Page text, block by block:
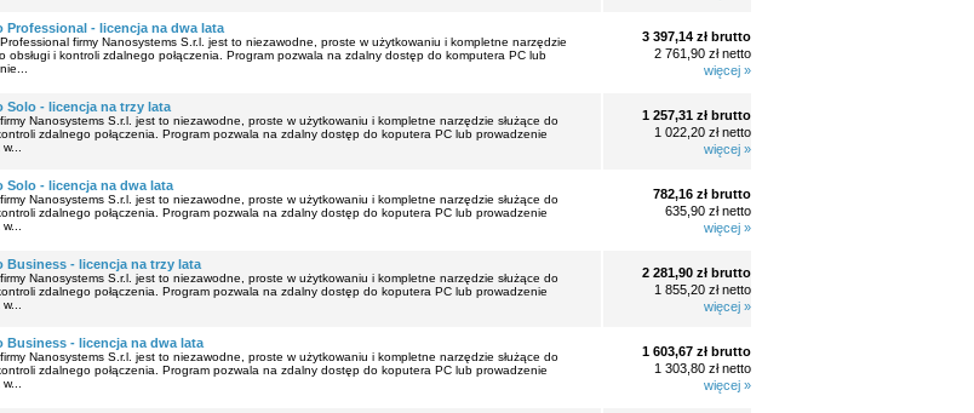
Professional - licencja na dwa lata
firmy Nanosystems S.r.l. jest to niezawodne, proste w użytkowaniu i kompletne narzędzie
obsługi i kontroli zdalnego połączenia. Program pozwala na zdalny dostęp do komputera PC lub
3 397,14 zł brutto
2 761,90 zł netto
więcej »
Solo - licencja na trzy lata
Nanosystems S.r.l. jest to niezawodne, proste w użytkowaniu i kompletne narzędzie służące do
zdalnego połączenia. Program pozwala na zdalny dostęp do koputera PC lub prowadzenie
1 257,31 zł brutto
1 022,20 zł netto
więcej »
Solo - licencja na dwa lata
Nanosystems S.r.l. jest to niezawodne, proste w użytkowaniu i kompletne narzędzie służące do
zdalnego połączenia. Program pozwala na zdalny dostęp do koputera PC lub prowadzenie
782,16 zł brutto
635,90 zł netto
więcej »
Business - licencja na trzy lata
Nanosystems S.r.l. jest to niezawodne, proste w użytkowaniu i kompletne narzędzie służące do
zdalnego połączenia. Program pozwala na zdalny dostęp do koputera PC lub prowadzenie
2 281,90 zł brutto
1 855,20 zł netto
więcej »
Business - licencja na dwa lata
Nanosystems S.r.l. jest to niezawodne, proste w użytkowaniu i kompletne narzędzie służące do
zdalnego połączenia. Program pozwala na zdalny dostęp do koputera PC lub prowadzenie
1 603,67 zł brutto
1 303,80 zł netto
więcej »